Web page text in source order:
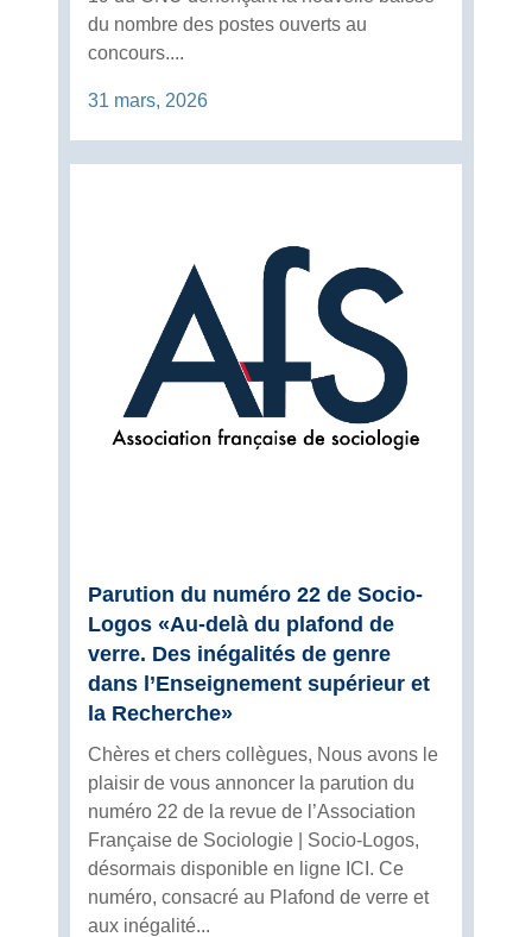
du nombre des postes ouverts au
concours....
31 mars, 2026
Parution du numéro 22 de Socio-
Logos «Au-delà du plafond de
verre. Des inégalités de genre
dans l’Enseignement supérieur et
la Recherche»
Chères et chers collègues, Nous avons le
plaisir de vous annoncer la parution du
numéro 22 de la revue de l’Association
Française de Sociologie | Socio-Logos,
désormais disponible en ligne ICI. Ce
numéro, consacré au Plafond de verre et
aux inégalité...